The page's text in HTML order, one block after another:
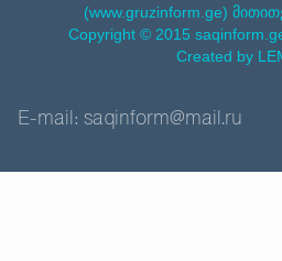
(www.gruzinform.ge)
Copyright © 2015
Created by
E-mail: saqinform@mail.ru